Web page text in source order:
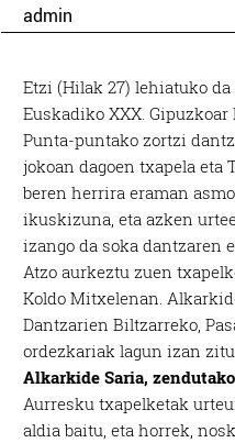
admin
Etzi (Hilak 27) lehiatuko
Euskadiko XXX. Gipuzkoar
Punta-puntako zortzi
jokoan dagoen txapela eta
beren herrira eraman
ikuskizuna, eta azken
izango da soka dantzaren
Atzo aurkeztu zuen
Koldo Mitxelenan.
Dantzarien Biltzarreko,
ordezkariak lagun izan
Alkarkide Saria,
Aurresku txapelketak
aldia baitu, eta horrek,